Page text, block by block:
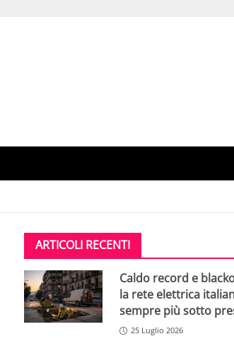
ARTICOLI RECENTI
Caldo record e
la rete elettrica
sempre più sotto
25 Luglio 2026